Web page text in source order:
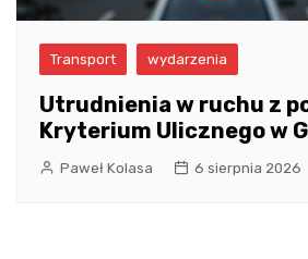
Transport wydarzenia
Utrudnienia w ruchu z
Kryterium Ulicznego w
Paweł Kolasa 6 sierpnia 2026